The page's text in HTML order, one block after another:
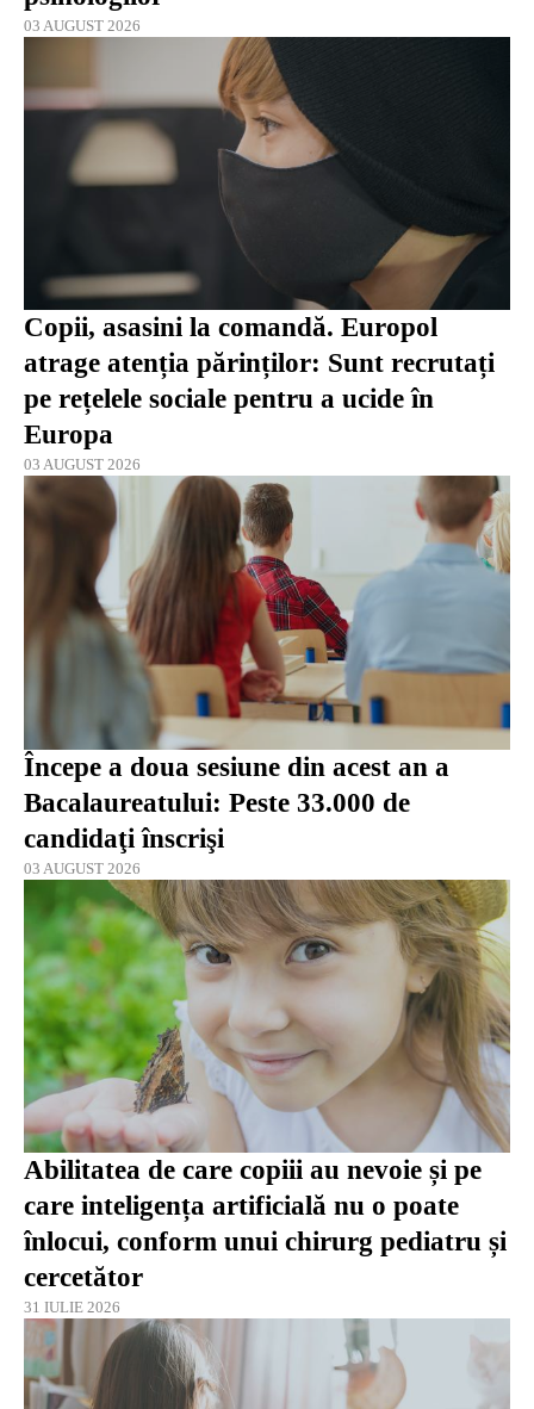
03 AUGUST 2026
Copii, asasini la comandă. Europol
atrage atenția părinților: Sunt recrutați
pe rețelele sociale pentru a ucide în
Europa
03 AUGUST 2026
Începe a doua sesiune din acest an a
Bacalaureatului: Peste 33.000 de
candidaţi înscrişi
03 AUGUST 2026
Abilitatea de care copiii au nevoie și pe
care inteligența artificială nu o poate
înlocui, conform unui chirurg pediatru și
cercetător
31 IULIE 2026